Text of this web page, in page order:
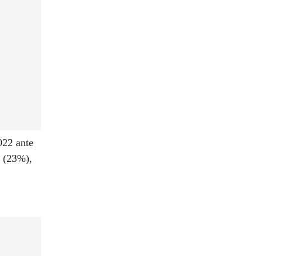
ante
(23%),